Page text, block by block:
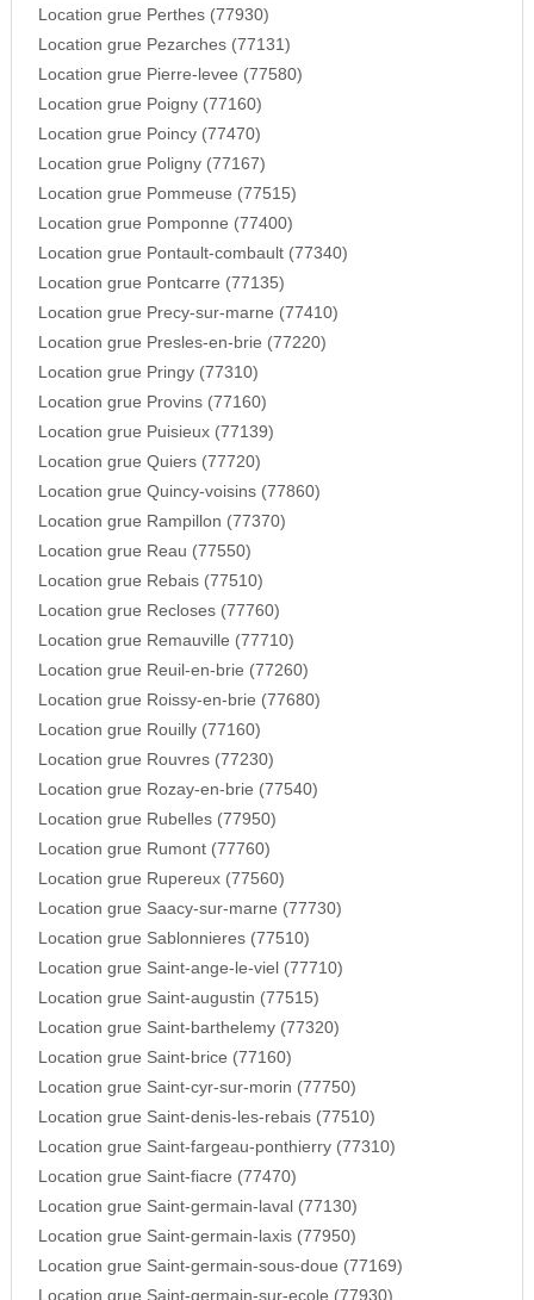
Location grue Perthes (77930)
Location grue Pezarches (77131)
Location grue Pierre-levee (77580)
Location grue Poigny (77160)
Location grue Poincy (77470)
Location grue Poligny (77167)
Location grue Pommeuse (77515)
Location grue Pomponne (77400)
Location grue Pontault-combault (77340)
Location grue Pontcarre (77135)
Location grue Precy-sur-marne (77410)
Location grue Presles-en-brie (77220)
Location grue Pringy (77310)
Location grue Provins (77160)
Location grue Puisieux (77139)
Location grue Quiers (77720)
Location grue Quincy-voisins (77860)
Location grue Rampillon (77370)
Location grue Reau (77550)
Location grue Rebais (77510)
Location grue Recloses (77760)
Location grue Remauville (77710)
Location grue Reuil-en-brie (77260)
Location grue Roissy-en-brie (77680)
Location grue Rouilly (77160)
Location grue Rouvres (77230)
Location grue Rozay-en-brie (77540)
Location grue Rubelles (77950)
Location grue Rumont (77760)
Location grue Rupereux (77560)
Location grue Saacy-sur-marne (77730)
Location grue Sablonnieres (77510)
Location grue Saint-ange-le-viel (77710)
Location grue Saint-augustin (77515)
Location grue Saint-barthelemy (77320)
Location grue Saint-brice (77160)
Location grue Saint-cyr-sur-morin (77750)
Location grue Saint-denis-les-rebais (77510)
Location grue Saint-fargeau-ponthierry (77310)
Location grue Saint-fiacre (77470)
Location grue Saint-germain-laval (77130)
Location grue Saint-germain-laxis (77950)
Location grue Saint-germain-sous-doue (77169)
Location grue Saint-germain-sur-ecole (77930)